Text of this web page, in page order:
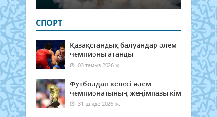
СПОРТ
Қазақстандық балуандар әлем
чемпионы атанды
03 тамыз 2026 ж.
Футболдан келесі әлем
чемпионатының жеңімпазы кім
31 шілде 2026 ж.